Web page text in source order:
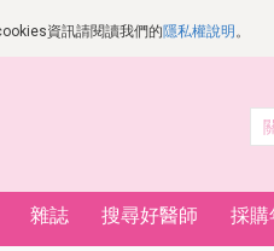
資訊請閱讀我們的隱私權說明 。
雜誌 搜尋好醫師 採購